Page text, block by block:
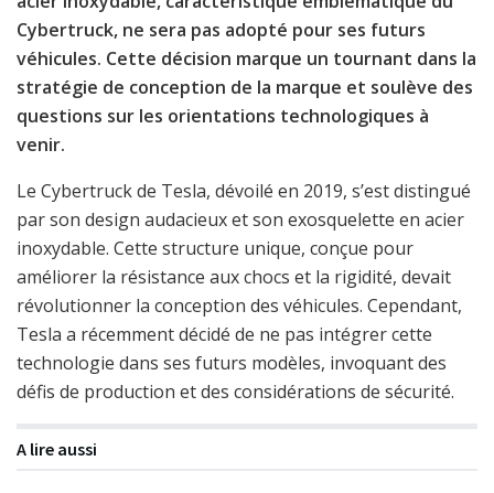
Cybertruck, ne sera pas adopté pour ses futurs
véhicules. Cette décision marque un tournant dans la
stratégie de conception de la marque et soulève des
questions sur les orientations technologiques à
venir.
Le Cybertruck de Tesla, dévoilé en 2019, s’est distingué
par son design audacieux et son exosquelette en acier
inoxydable. Cette structure unique, conçue pour
améliorer la résistance aux chocs et la rigidité, devait
révolutionner la conception des véhicules. Cependant,
Tesla a récemment décidé de ne pas intégrer cette
technologie dans ses futurs modèles, invoquant des
défis de production et des considérations de sécurité.
A lire aussi